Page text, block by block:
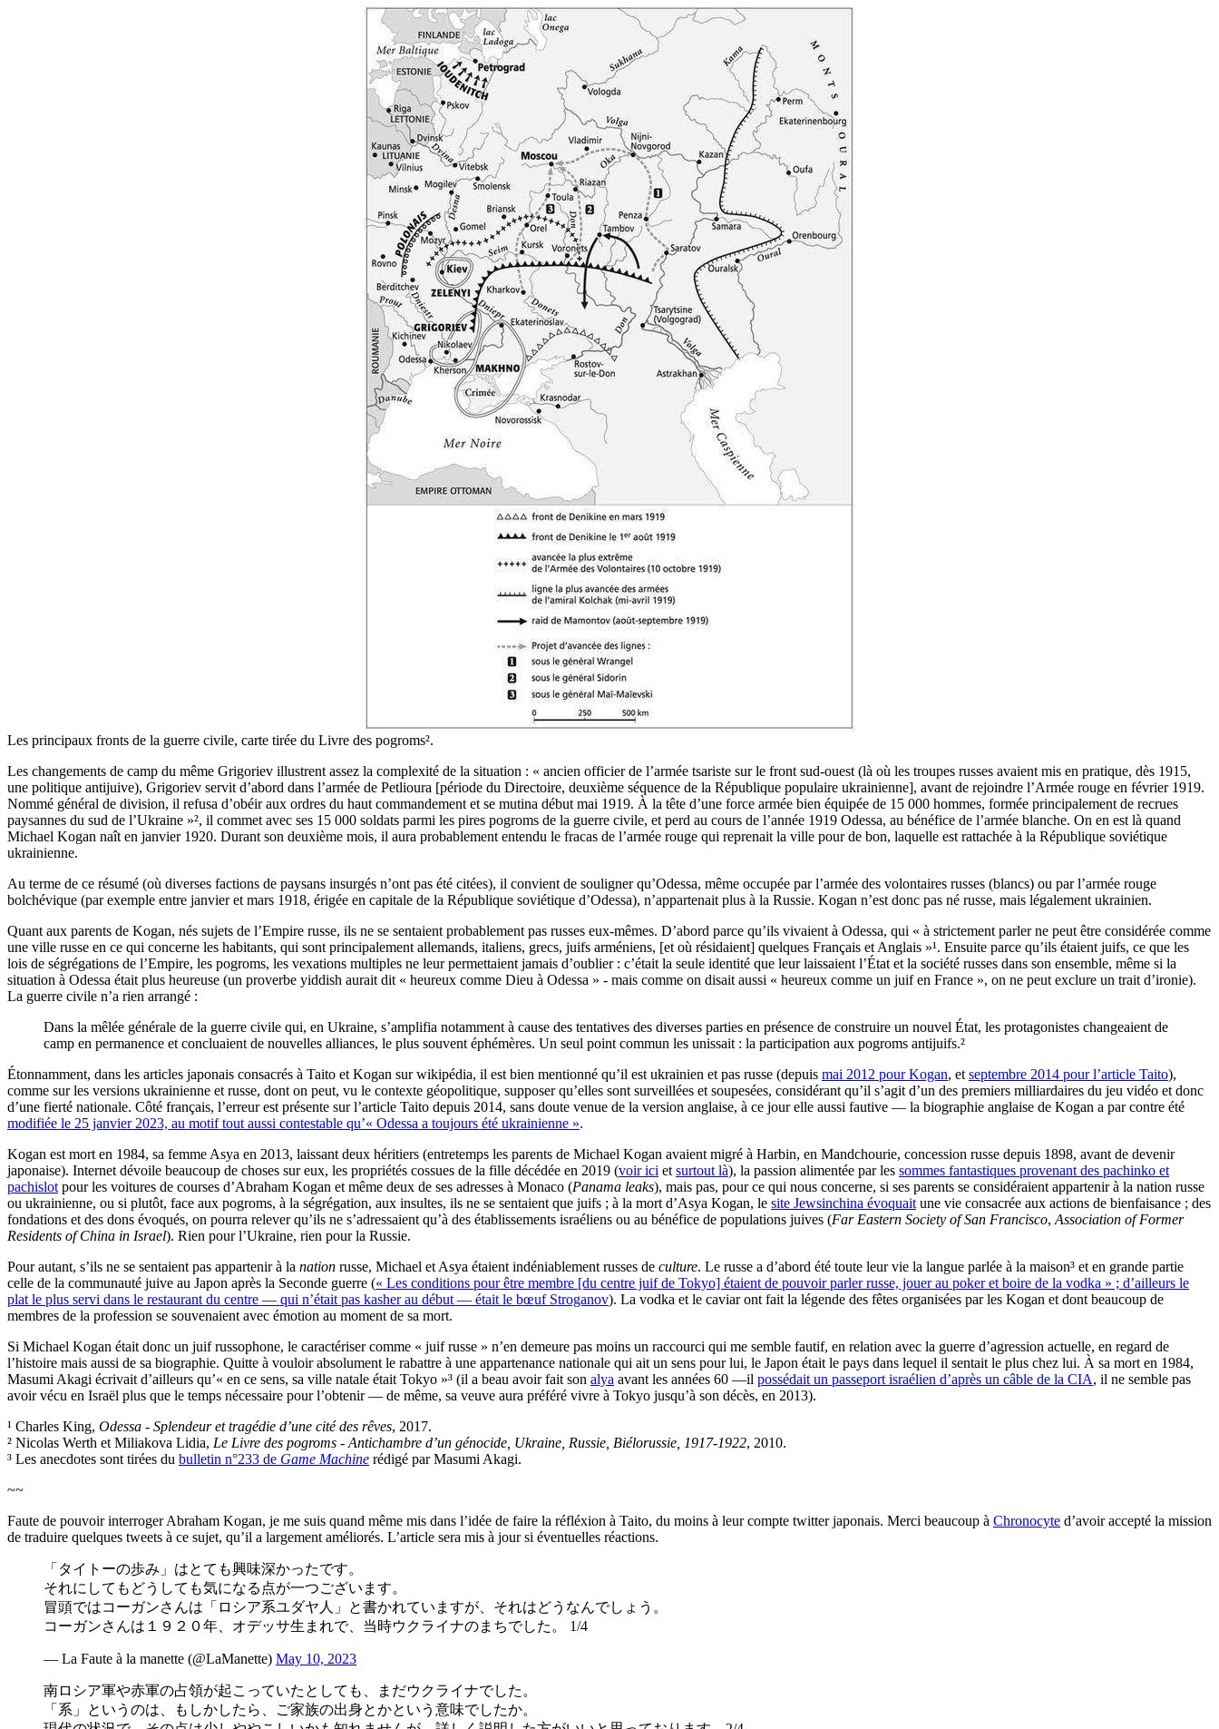
Les principaux fronts de la guerre civile, carte tirée du Livre des pogroms².
Les changements de camp du même Grigoriev illustrent assez la complexité de la situation : « ancien officier de l’armée tsariste sur le front sud-ouest (là où les troupes russes avaient mis en pratique, dès 1915,
une politique antijuive), Grigoriev servit d’abord dans l’armée de Petlioura [période du Directoire, deuxième séquence de la République populaire ukrainienne], avant de rejoindre l’Armée rouge en février 1919.
Nommé général de division, il refusa d’obéir aux ordres du haut commandement et se mutina début mai 1919. À la tête d’une force armée bien équipée de 15 000 hommes, formée principalement de recrues
paysannes du sud de l’Ukraine »², il commet avec ses 15 000 soldats parmi les pires pogroms de la guerre civile, et perd au cours de l’année 1919 Odessa, au bénéfice de l’armée blanche. On en est là quand
Michael Kogan naît en janvier 1920. Durant son deuxième mois, il aura probablement entendu le fracas de l’armée rouge qui reprenait la ville pour de bon, laquelle est rattachée à la République soviétique
ukrainienne.
Au terme de ce résumé (où diverses factions de paysans insurgés n’ont pas été citées), il convient de souligner qu’Odessa, même occupée par l’armée des volontaires russes (blancs) ou par l’armée rouge
bolchévique (par exemple entre janvier et mars 1918, érigée en capitale de la République soviétique d’Odessa), n’appartenait plus à la Russie. Kogan n’est donc pas né russe, mais légalement ukrainien.
Quant aux parents de Kogan, nés sujets de l’Empire russe, ils ne se sentaient probablement pas russes eux-mêmes. D’abord parce qu’ils vivaient à Odessa, qui « à strictement parler ne peut être considérée comme
une ville russe en ce qui concerne les habitants, qui sont principalement allemands, italiens, grecs, juifs arméniens, [et où résidaient] quelques Français et Anglais »¹. Ensuite parce qu’ils étaient juifs, ce que les
lois de ségrégations de l’Empire, les pogroms, les vexations multiples ne leur permettaient jamais d’oublier : c’était la seule identité que leur laissaient l’État et la société russes dans son ensemble, même si la
situation à Odessa était plus heureuse (un proverbe yiddish aurait dit « heureux comme Dieu à Odessa » - mais comme on disait aussi « heureux comme un juif en France », on ne peut exclure un trait d’ironie).
La guerre civile n’a rien arrangé :
Dans la mêlée générale de la guerre civile qui, en Ukraine, s’amplifia notamment à cause des tentatives des diverses parties en présence de construire un nouvel État, les protagonistes changeaient de
camp en permanence et concluaient de nouvelles alliances, le plus souvent éphémères. Un seul point commun les unissait : la participation aux pogroms antijuifs.²
Étonnamment, dans les articles japonais consacrés à Taito et Kogan sur wikipédia, il est bien mentionné qu’il est ukrainien et pas russe (depuis mai 2012 pour Kogan, et septembre 2014 pour l’article Taito),
comme sur les versions ukrainienne et russe, dont on peut, vu le contexte géopolitique, supposer qu’elles sont surveillées et soupesées, considérant qu’il s’agit d’un des premiers milliardaires du jeu vidéo et donc
d’une fierté nationale. Côté français, l’erreur est présente sur l’article Taito depuis 2014, sans doute venue de la version anglaise, à ce jour elle aussi fautive — la biographie anglaise de Kogan a par contre été
modifiée le 25 janvier 2023, au motif tout aussi contestable qu’« Odessa a toujours été ukrainienne ».
Kogan est mort en 1984, sa femme Asya en 2013, laissant deux héritiers (entretemps les parents de Michael Kogan avaient migré à Harbin, en Mandchourie, concession russe depuis 1898, avant de devenir
japonaise). Internet dévoile beaucoup de choses sur eux, les propriétés cossues de la fille décédée en 2019 (voir ici et surtout là), la passion alimentée par les sommes fantastiques provenant des pachinko et
pachislot pour les voitures de courses d’Abraham Kogan et même deux de ses adresses à Monaco (Panama leaks), mais pas, pour ce qui nous concerne, si ses parents se considéraient appartenir à la nation russe
ou ukrainienne, ou si plutôt, face aux pogroms, à la ségrégation, aux insultes, ils ne se sentaient que juifs ; à la mort d’Asya Kogan, le site Jewsinchina évoquait une vie consacrée aux actions de bienfaisance ; des
fondations et des dons évoqués, on pourra relever qu’ils ne s’adressaient qu’à des établissements israéliens ou au bénéfice de populations juives (Far Eastern Society of San Francisco, Association of Former
Residents of China in Israel). Rien pour l’Ukraine, rien pour la Russie.
Pour autant, s’ils ne se sentaient pas appartenir à la nation russe, Michael et Asya étaient indéniablement russes de culture. Le russe a d’abord été toute leur vie la langue parlée à la maison³ et en grande partie
celle de la communauté juive au Japon après la Seconde guerre (« Les conditions pour être membre [du centre juif de Tokyo] étaient de pouvoir parler russe, jouer au poker et boire de la vodka » ; d’ailleurs le
plat le plus servi dans le restaurant du centre — qui n’était pas kasher au début — était le bœuf Stroganov). La vodka et le caviar ont fait la légende des fêtes organisées par les Kogan et dont beaucoup de
membres de la profession se souvenaient avec émotion au moment de sa mort.
Si Michael Kogan était donc un juif russophone, le caractériser comme « juif russe » n’en demeure pas moins un raccourci qui me semble fautif, en relation avec la guerre d’agression actuelle, en regard de
l’histoire mais aussi de sa biographie. Quitte à vouloir absolument le rabattre à une appartenance nationale qui ait un sens pour lui, le Japon était le pays dans lequel il sentait le plus chez lui. À sa mort en 1984,
Masumi Akagi écrivait d’ailleurs qu’« en ce sens, sa ville natale était Tokyo »³ (il a beau avoir fait son alya avant les années 60 —il possédait un passeport israélien d’après un câble de la CIA, il ne semble pas
avoir vécu en Israël plus que le temps nécessaire pour l’obtenir — de même, sa veuve aura préféré vivre à Tokyo jusqu’à son décès, en 2013).
¹ Charles King, Odessa - Splendeur et tragédie d’une cité des rêves, 2017.
² Nicolas Werth et Miliakova Lidia, Le Livre des pogroms - Antichambre d’un génocide, Ukraine, Russie, Biélorussie, 1917-1922, 2010.
³ Les anecdotes sont tirées du bulletin n°233 de Game Machine rédigé par Masumi Akagi.
~~
Faute de pouvoir interroger Abraham Kogan, je me suis quand même mis dans l’idée de faire la réfléxion à Taito, du moins à leur compte twitter japonais. Merci beaucoup à Chronocyte d’avoir accepté la mission
de traduire quelques tweets à ce sujet, qu’il a largement améliorés. L’article sera mis à jour si éventuelles réactions.
「タイトーの歩み」はとても興味深かったです。
それにしてもどうしても気になる点が一つございます。
冒頭ではコーガンさんは「ロシア系ユダヤ人」と書かれていますが、それはどうなんでしょう。
コーガンさんは１９２０年、オデッサ生まれで、当時ウクライナのまちでした。 1/4
— La Faute à la manette (@LaManette) May 10, 2023
南ロシア軍や赤軍の占領が起こっていたとしても、まだウクライナでした。
「系」というのは、もしかしたら、ご家族の出身とかという意味でしたか。